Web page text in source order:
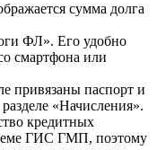
сумма долга
ФЛ». Его удобно
смартфона или
привязаны паспорт и
«Начисления».
кредитных
ГИС ГМП, поэтому